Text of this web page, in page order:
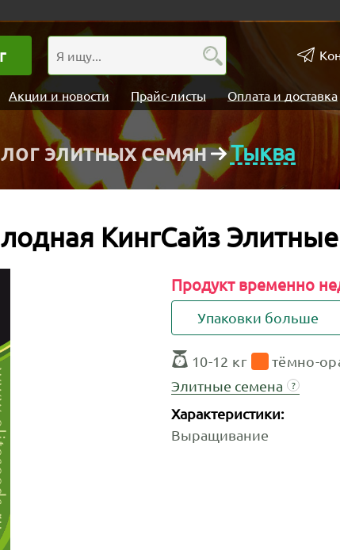
Акции и новости Прайс-листы Оплата и доставка
элитных семян Тыква
КингСайз
Продукт временно
Упаковки больше
10-12 кг
тёмно-
Элитные семена
?
Характеристики:
Выращивание